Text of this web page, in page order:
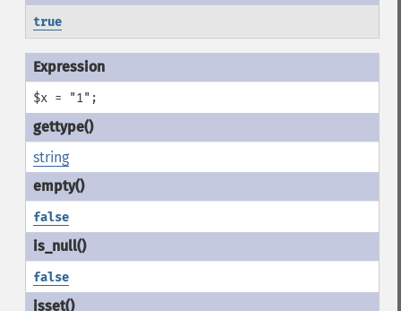
true
$x = "1";
string
false
false